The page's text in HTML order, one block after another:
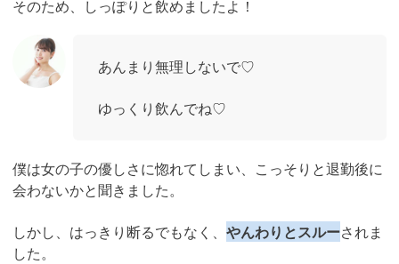
そのため、しっぽりと飲めましたよ！
あんまり無理しないで♡
ゆっくり飲んでね♡
僕は女の子の優しさに惚れてしまい、こっそりと退勤後に
会わないかと聞きました。
しかし、はっきり断るでもなく、 やんわりとスルーされま
した。